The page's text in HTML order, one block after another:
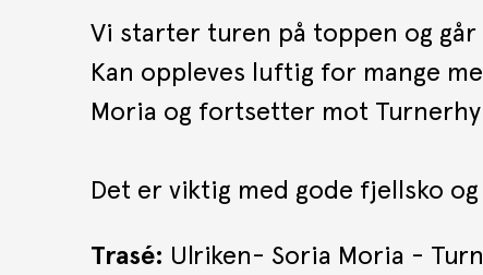
Vi starter turen på toppen og
Kan oppleves luftig for mange
Moria og fortsetter mot
Det er viktig med gode fjellsko
Trasé: Ulriken- Soria Moria -